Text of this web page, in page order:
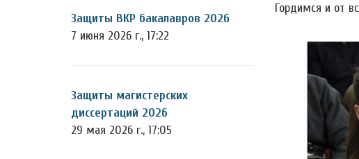
Защиты ВКР бакалавров 2026
7 июня 2026 г., 17:22
Защиты магистерских
диссертаций 2026
29 мая 2026 г., 17:05
Гордимся и от